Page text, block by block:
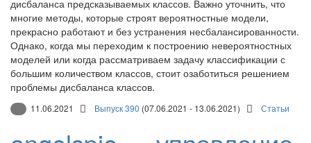
дисбаланса предсказываемых классов. Важно уточнить, что
многие методы, которые строят вероятностные модели,
прекрасно работают и без устранения несбалансированности.
Однако, когда мы переходим к построению невероятностных
моделей или когда рассматриваем задачу классификации с
большим количеством классов, стоит озаботиться решением
проблемы дисбаланса классов.
11.06.2021 Выпуск 390 (07.06.2021 - 13.06.2021) Статьи